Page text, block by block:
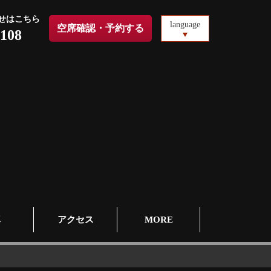
はこちら
空席確認・予約する language
アクセス MORE